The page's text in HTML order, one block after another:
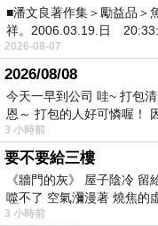
「你，不用什麼都
女孩別過眼，澀
男孩低下頭，粗
而，屬於他們的
■潘文良著作集＞勵益品
祥。2006.03.19.日
2026-08-07
2026/08/08
今天一早到公司 哇~ 打包
恩～ 打包的人好可憐喔！
3 小時前
要不要給三樓
《牆門的灰》 屋子陰冷
噬不了 空氣瀰漫著 燒焦的
3 小時前